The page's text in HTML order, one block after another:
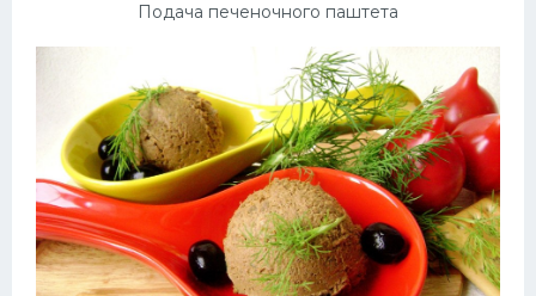
Подача печеночного паштета